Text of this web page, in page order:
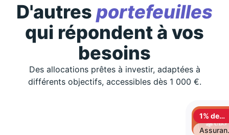
D'autres portefeuilles
qui répondent à vos
besoins
Des allocations prêtes à investir, adaptées à
différents objectifs, accessibles dès 1 000 €.
1% de